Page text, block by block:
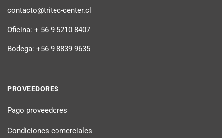
contacto@tritec-center.cl
Oficina: + 56 9 5210 8407
Bodega: +56 9 8839 9635
PROVEEDORES
Pago proveedores
Condiciones comerciales